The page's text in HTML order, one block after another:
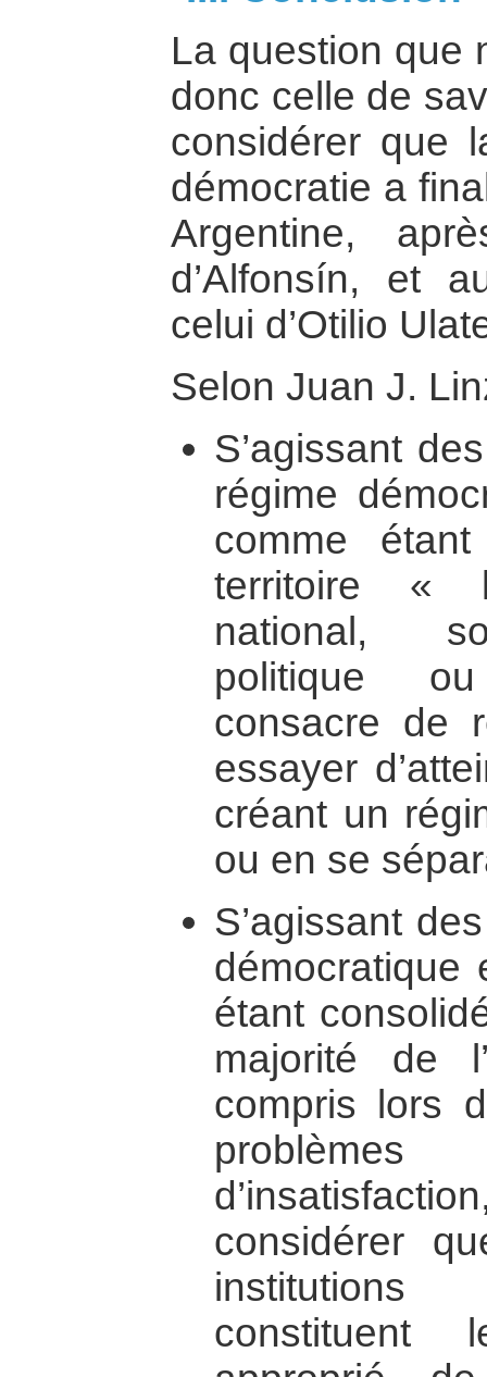
La question que
donc celle de
considérer que
démocratie a
Argentine,
d’Alfonsín, et
celui d’Otilio
Selon Juan J.
S’agissant
régime
comme
territoire «
national,
politique
consacre de
essayer
créant un
ou en se
S’agissant
démocratique
étant
majorité de
compris lors
problèmes
considérer